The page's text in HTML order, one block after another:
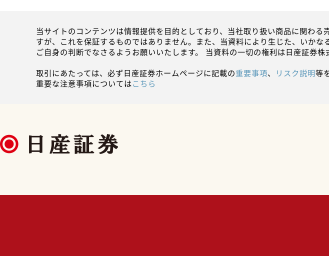
当サイトのコンテンツは情報提供を目的としており、当社取り扱い商品に関わ
すが、これを保証するものではありません。また、当資料により生じた、いか
ご自身の判断でなさるようお願いいたします。 当資料の一切の権利は日産証券
取引にあたっては、必ず日産証券ホームページに記載の重要事項、 リスク説明等
重要な注意事項についてはこちら